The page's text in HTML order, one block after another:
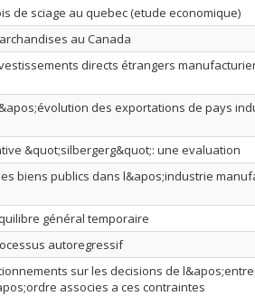
de sciage au quebec (etude economique)
au Canada
directs étrangers
des exportations de pays
&quot;silbergerg&quot;: une evaluation
biens publics dans l&apos;industrie
général temporaire
autoregressif
sur les decisions de
associes a ces contraintes